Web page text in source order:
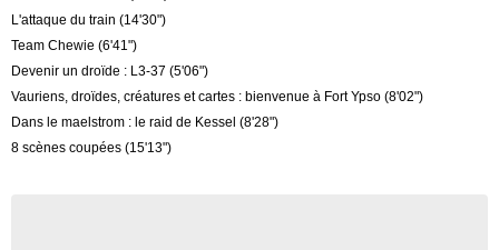
L'attaque du train (14'30")
Team Chewie (6'41")
Devenir un droïde : L3-37 (5'06")
Vauriens, droïdes, créatures et cartes : bienvenue à Fort Ypso (8'02")
Dans le maelstrom : le raid de Kessel (8'28")
8 scènes coupées (15'13")